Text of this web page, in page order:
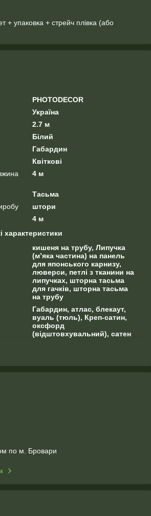
+ упаковка + стрейч плівка (або
PHOTODECOR
Україна
2.7 м
Білий
Габардин
Квіткові
4 м
Тасьма
штори
4 м
характеристики
кишеня на трубу, Липучка
(м’яка частина) на панель
для японського карнизу,
люверси, петлі з тканини на
липучках, шторна тасьма
для гачків, шторна тасьма
на трубу
Габардин, атлас, блекаут,
вуаль (тюль), Креп-сатин,
оксфорд
(відштовхувальний), сатен
по м. Бровари